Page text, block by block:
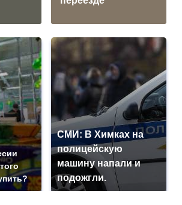
СМИ: В Химках на
полицейскую
машину напали и
подожгли.